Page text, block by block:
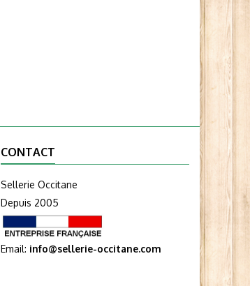
CONTACT
Sellerie Occitane
Depuis 2005
Email: info@sellerie-occitane.com